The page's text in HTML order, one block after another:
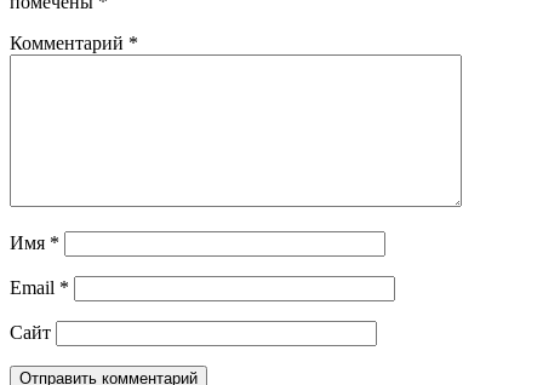
Комментарий *
Имя *
Email *
Сайт